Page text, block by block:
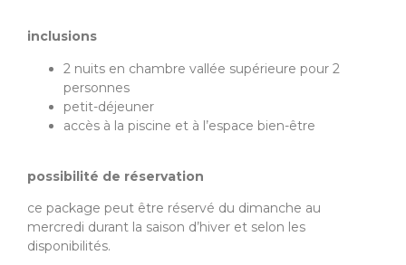
inclusions
2 nuits en chambre vallée supérieure pour 2
personnes
petit-déjeuner
accès à la piscine et à l’espace bien-être
possibilité de réservation
ce package peut être réservé du dimanche au
mercredi durant la saison d’hiver et selon les
disponibilités.